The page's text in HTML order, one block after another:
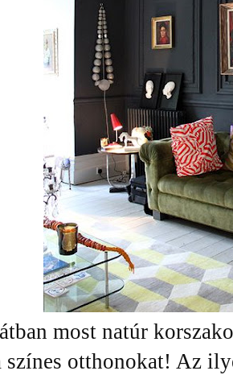
most natúr
színes otthonokat! Az